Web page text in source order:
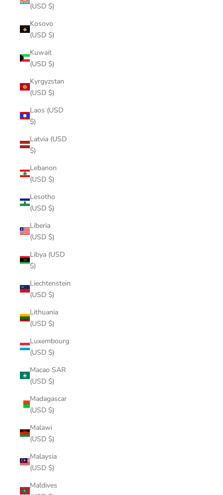
(USD $)
Kosovo
(USD $)
Kuwait
(USD $)
Kyrgyzstan
(USD $)
Laos (USD
$)
Latvia (USD
$)
Lebanon
(USD $)
Lesotho
(USD $)
Liberia
(USD $)
Libya (USD
$)
Liechtenstein
(USD $)
Lithuania
(USD $)
Luxembourg
(USD $)
Macao SAR
(USD $)
Madagascar
(USD $)
Malawi
(USD $)
Malaysia
(USD $)
Maldives